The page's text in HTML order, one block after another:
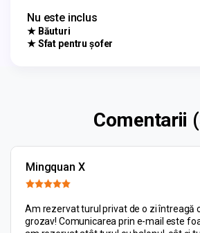
Nu este inclus
★ Băuturi
★ Sfat pentru șofer
Comentarii
Mingquan X
Am rezervat turul privat de o zi întreagă
grozav! Comunicarea prin e-mail este